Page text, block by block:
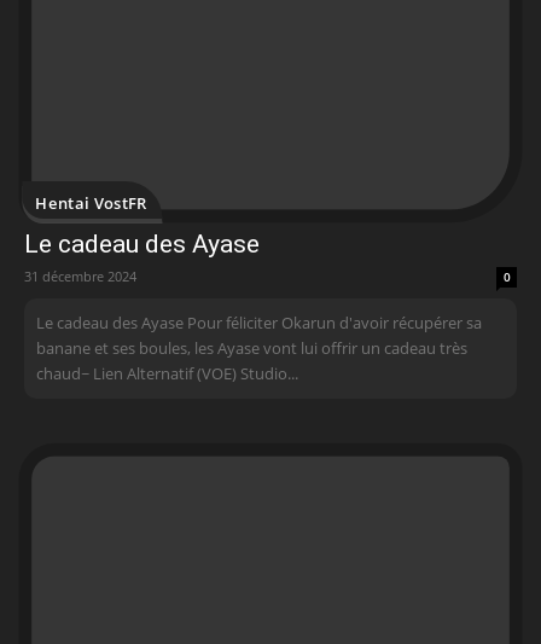
Hentai VostFR
Le cadeau des Ayase
31 décembre 2024 0
Le cadeau des Ayase Pour féliciter Okarun d'avoir récupérer sa
banane et ses boules, les Ayase vont lui offrir un cadeau très
chaud~ Lien Alternatif (VOE) Studio...